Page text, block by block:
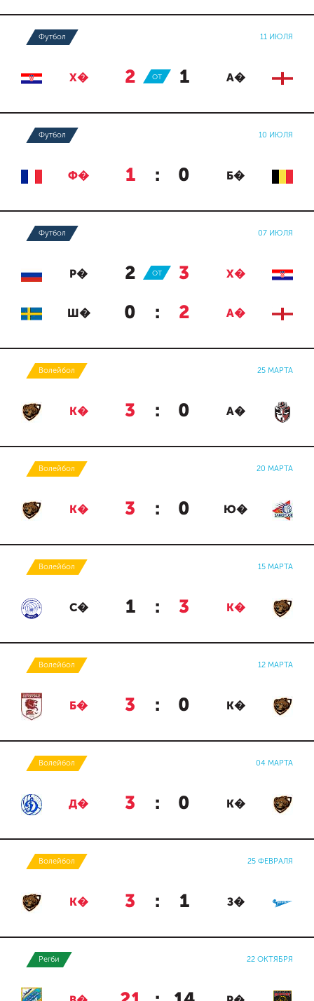
Футбол 11 ИЮЛЯ
Х� 2 : 1 А�
ОТ
Футбол 10 ИЮЛЯ
Ф� 1 : 0 Б�
Футбол 07 ИЮЛЯ
Р� 2 : 3 Х�
ОТ
Ш� 0 : 2 А�
Волейбол 25 МАРТА
К� 3 : 0 А�
Волейбол 20 МАРТА
К� 3 : 0 Ю�
Волейбол 15 МАРТА
С� 1 : 3 К�
Волейбол 12 МАРТА
Б� 3 : 0 К�
Волейбол 04 МАРТА
Д� 3 : 0 К�
Волейбол 25 ФЕВРАЛЯ
К� 3 : 1 З�
Регби 22 ОКТЯБРЯ